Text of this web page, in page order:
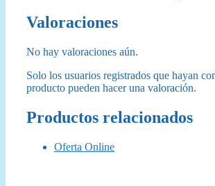
Valoraciones
No hay valoraciones aún.
Solo los usuarios registrados que hayan
producto pueden hacer una valoración.
Productos relacionados
Oferta Online